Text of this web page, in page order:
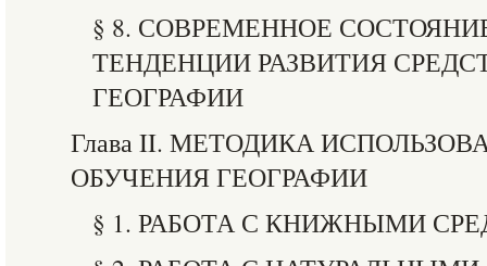
§ 8. СОВРЕМЕННОЕ
ТЕНДЕНЦИИ РАЗВИТИЯ
ГЕОГРАФИИ
Глава II. МЕТОДИКА
ОБУЧЕНИЯ ГЕОГРАФИИ
§ 1. РАБОТА С КНИЖНЫМИ